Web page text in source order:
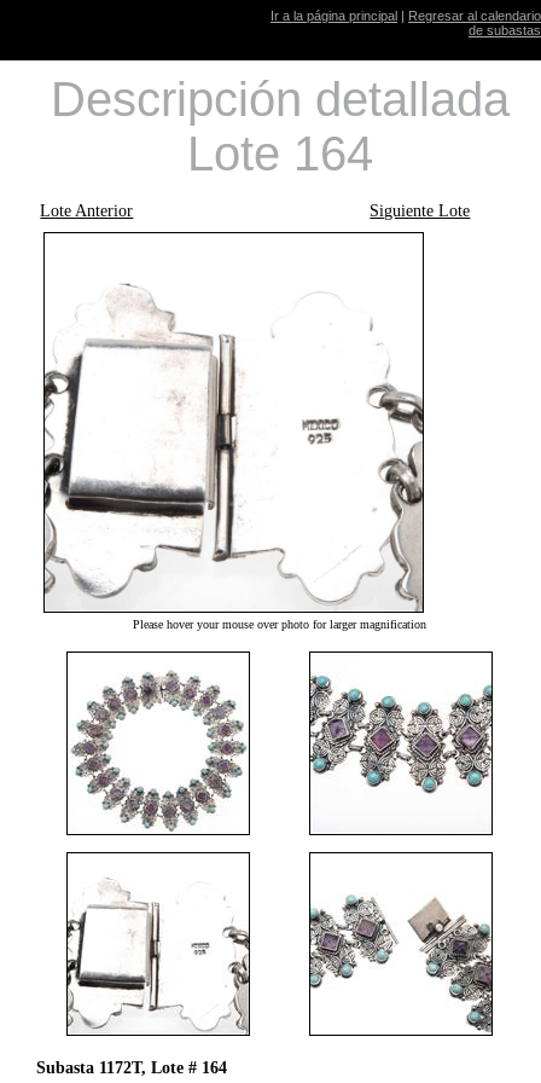
Ir a la página principal | Regresar al calendario
de subastas
Descripción detallada
Lote 164
Lote Anterior Siguiente Lote
Please hover your mouse over photo for larger magnification
Subasta 1172T, Lote # 164